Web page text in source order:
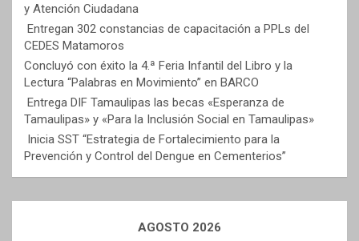
y Atención Ciudadana
Entregan 302 constancias de capacitación a PPLs del
CEDES Matamoros
Concluyó con éxito la 4.ª Feria Infantil del Libro y la
Lectura “Palabras en Movimiento” en BARCO
Entrega DIF Tamaulipas las becas «Esperanza de
Tamaulipas» y «Para la Inclusión Social en Tamaulipas»
Inicia SST “Estrategia de Fortalecimiento para la
Prevención y Control del Dengue en Cementerios”
AGOSTO 2026